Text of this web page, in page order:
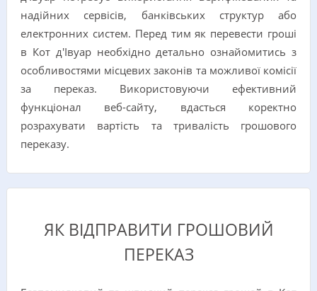
надійних сервісів, банківських структур або
електронних систем. Перед тим як перевести гроші
в Кот д'Івуар необхідно детально ознайомитись з
особливостями місцевих законів та можливої комісії
за переказ. Використовуючи ефективний
функціонал веб-сайту, вдасться коректно
розрахувати вартість та тривалість грошового
переказу.
ЯК ВІДПРАВИТИ ГРОШОВИЙ
ПЕРЕКАЗ